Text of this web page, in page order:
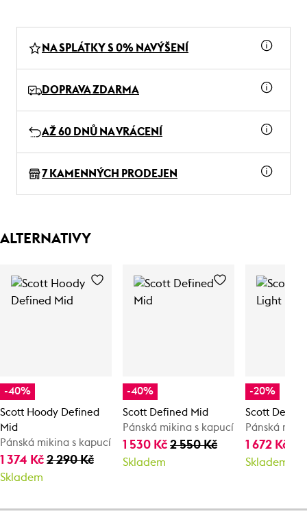
NA SPLÁTKY S 0% NAVÝŠENÍ
DOPRAVA ZDARMA
AŽ 60 DNŮ NA VRÁCENÍ
7 KAMENNÝCH PRODEJEN
ALTERNATIVY
-40%
Scott Hoody Defined
Mid
Pánská mikina s kapucí
1 374 Kč 2 290 Kč
Skladem
-40%
Scott Defined Mid
Pánská mikina s kapucí
1 530 Kč2 550 Kč
Skladem
-20%
Scott
Pánská
1 672 Kč
Skladem